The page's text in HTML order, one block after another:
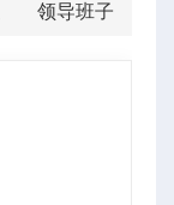
领导班子